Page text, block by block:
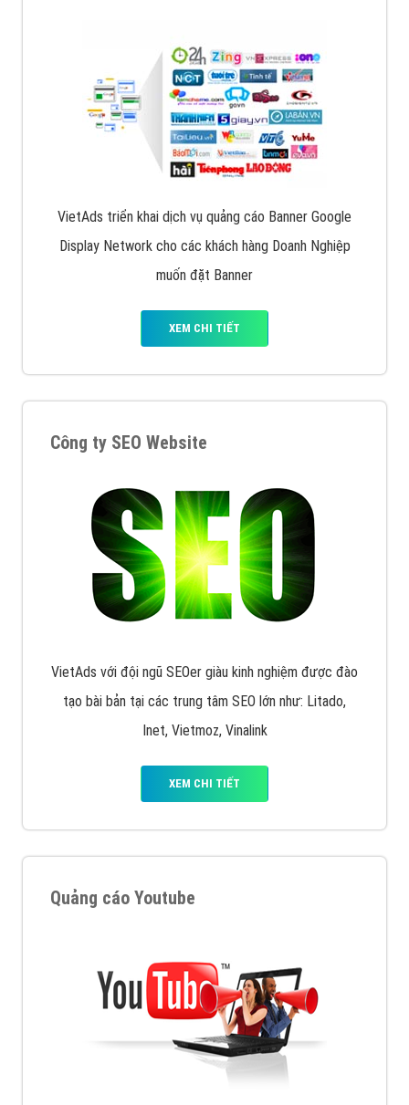
VietAds triển khai dịch vụ quảng cáo Banner Google
Display Network cho các khách hàng Doanh Nghiệp
muốn đặt Banner
XEM CHI TIẾT
Công ty SEO Website
VietAds với đội ngũ SEOer giàu kinh nghiệm được đào
tạo bài bản tại các trung tâm SEO lớn như: Litado,
Inet, Vietmoz, Vinalink
XEM CHI TIẾT
Quảng cáo Youtube